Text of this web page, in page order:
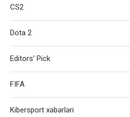
CS2
Dota 2
Editors' Pick
FIFA
Kibersport xəbərləri